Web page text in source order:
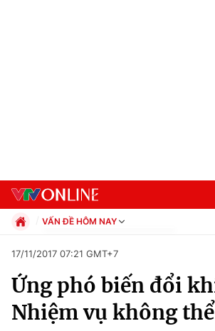
Chuyên mục
Chính trị
VẤN ĐỀ HÔM NAY
Xã hội
Pháp luật
Kinh tế
Thể thao
17/11/2017 07:21 GMT+7
Ứng phó biến đổi
Nhiệm vụ không